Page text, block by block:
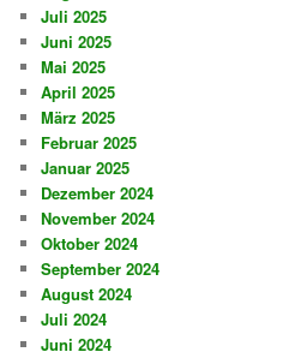
Juli 2025
Juni 2025
Mai 2025
April 2025
März 2025
Februar 2025
Januar 2025
Dezember 2024
November 2024
Oktober 2024
September 2024
August 2024
Juli 2024
Juni 2024